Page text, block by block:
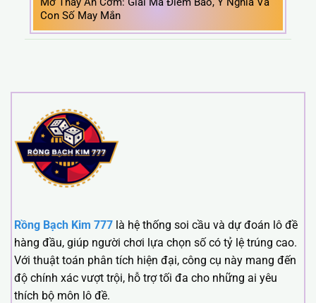
Con Số May Mắn
Rồng Bạch Kim 777 là hệ thống soi cầu và dự đoán lô đề
hàng đầu, giúp người chơi lựa chọn số có tỷ lệ trúng cao.
Với thuật toán phân tích hiện đại, công cụ này mang đến
độ chính xác vượt trội, hỗ trợ tối đa cho những ai yêu
thích bộ môn lô đề.